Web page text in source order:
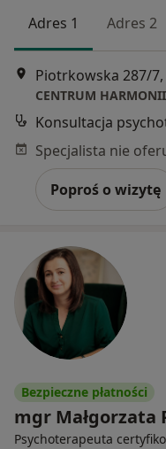
Adres 1 Adres 2
Piotrkowska 287/7,
CENTRUM
Konsultacja
Poproś o wizytę
Bezpieczne płatności
mgr Małgorzata
Psychoterapeuta